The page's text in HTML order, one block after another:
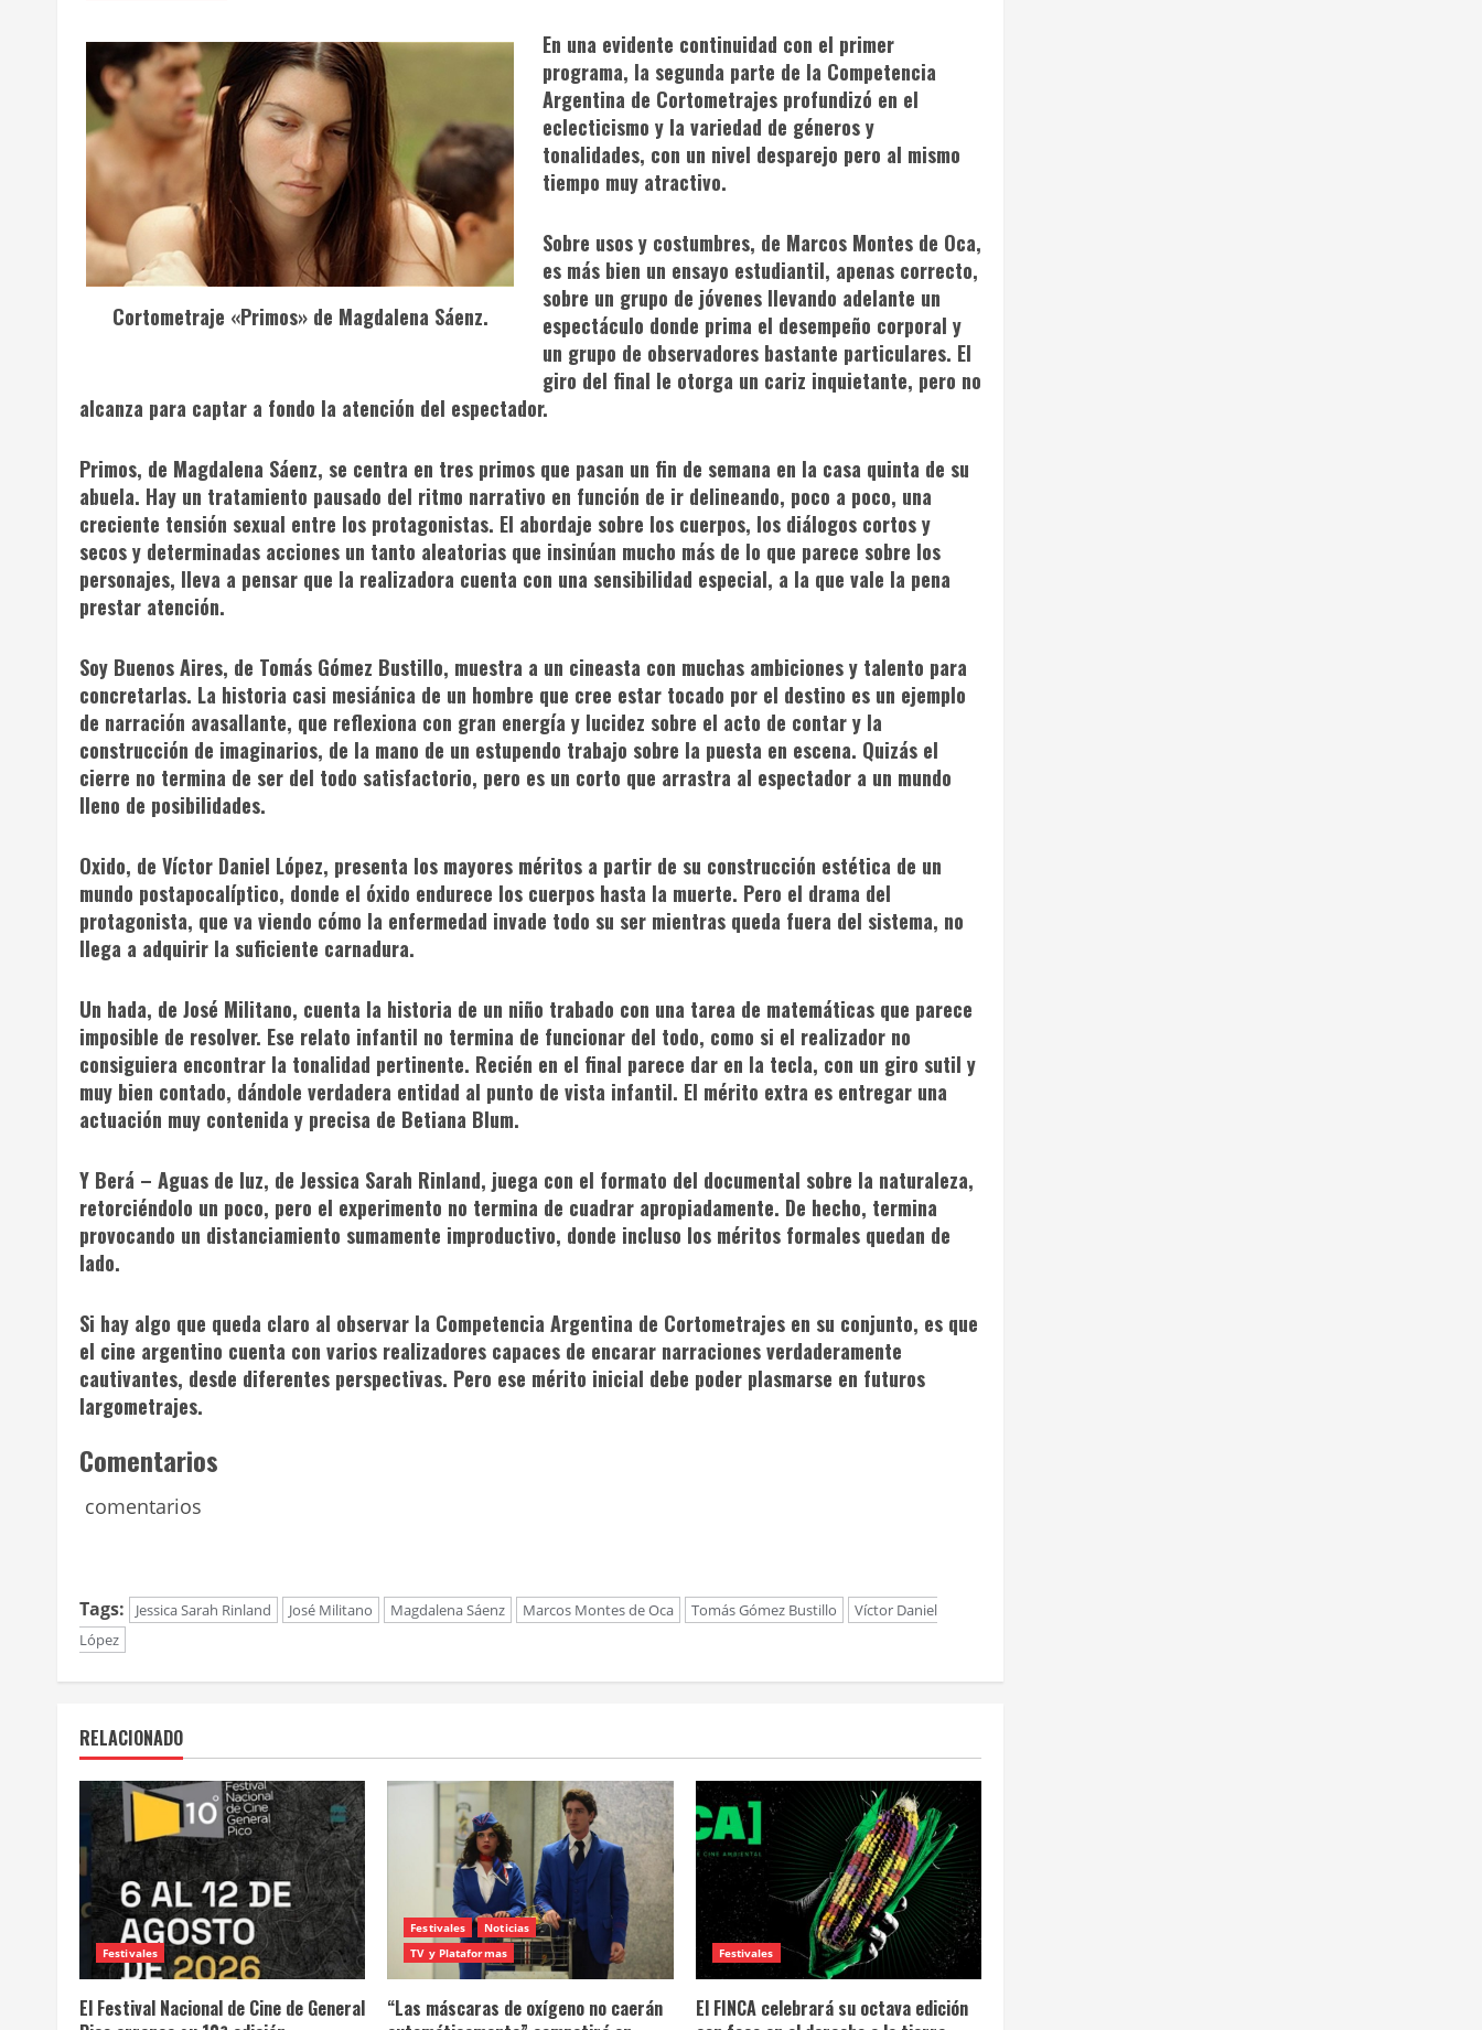
Cortometraje «Primos» de Magdalena Sáenz.
En una evidente continuidad con el primer
programa, la segunda parte de la Competencia
Argentina de Cortometrajes profundizó en el
eclecticismo y la variedad de géneros y
tonalidades, con un nivel desparejo pero al mismo
tiempo muy atractivo.
Sobre usos y costumbres, de Marcos Montes de Oca,
es más bien un ensayo estudiantil, apenas correcto,
sobre un grupo de jóvenes llevando adelante un
espectáculo donde prima el desempeño corporal y
un grupo de observadores bastante particulares. El
giro del final le otorga un cariz inquietante, pero no
alcanza para captar a fondo la atención del espectador.
Primos, de Magdalena Sáenz, se centra en tres primos que pasan un fin de semana en la casa quinta de su
abuela. Hay un tratamiento pausado del ritmo narrativo en función de ir delineando, poco a poco, una
creciente tensión sexual entre los protagonistas. El abordaje sobre los cuerpos, los diálogos cortos y
secos y determinadas acciones un tanto aleatorias que insinúan mucho más de lo que parece sobre los
personajes, lleva a pensar que la realizadora cuenta con una sensibilidad especial, a la que vale la pena
prestar atención.
Soy Buenos Aires, de Tomás Gómez Bustillo, muestra a un cineasta con muchas ambiciones y talento para
concretarlas. La historia casi mesiánica de un hombre que cree estar tocado por el destino es un ejemplo
de narración avasallante, que reflexiona con gran energía y lucidez sobre el acto de contar y la
construcción de imaginarios, de la mano de un estupendo trabajo sobre la puesta en escena. Quizás el
cierre no termina de ser del todo satisfactorio, pero es un corto que arrastra al espectador a un mundo
lleno de posibilidades.
Oxido, de Víctor Daniel López, presenta los mayores méritos a partir de su construcción estética de un
mundo postapocalíptico, donde el óxido endurece los cuerpos hasta la muerte. Pero el drama del
protagonista, que va viendo cómo la enfermedad invade todo su ser mientras queda fuera del sistema, no
llega a adquirir la suficiente carnadura.
Un hada, de José Militano, cuenta la historia de un niño trabado con una tarea de matemáticas que parece
imposible de resolver. Ese relato infantil no termina de funcionar del todo, como si el realizador no
consiguiera encontrar la tonalidad pertinente. Recién en el final parece dar en la tecla, con un giro sutil y
muy bien contado, dándole verdadera entidad al punto de vista infantil. El mérito extra es entregar una
actuación muy contenida y precisa de Betiana Blum.
Y Berá – Aguas de luz, de Jessica Sarah Rinland, juega con el formato del documental sobre la naturaleza,
retorciéndolo un poco, pero el experimento no termina de cuadrar apropiadamente. De hecho, termina
provocando un distanciamiento sumamente improductivo, donde incluso los méritos formales quedan de
lado.
Si hay algo que queda claro al observar la Competencia Argentina de Cortometrajes en su conjunto, es que
el cine argentino cuenta con varios realizadores capaces de encarar narraciones verdaderamente
cautivantes, desde diferentes perspectivas. Pero ese mérito inicial debe poder plasmarse en futuros
largometrajes.
Comentarios
comentarios
Tags: Jessica Sarah Rinland José Militano Magdalena Sáenz Marcos Montes de Oca Tomás Gómez Bustillo
Víctor Daniel
López
RELACIONADO
Festivales
El Festival Nacional de Cine de General
Festivales
Noticias
TV y Plataformas
“Las máscaras de oxígeno no caerán
Festivales
El FINCA celebrará su octava edición